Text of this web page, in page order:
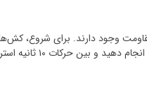
وجود دارند. برای شروع،